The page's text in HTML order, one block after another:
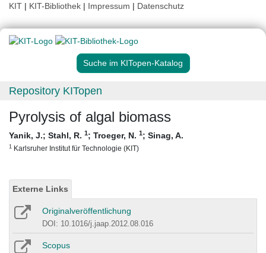
KIT | KIT-Bibliothek | Impressum | Datenschutz
Suche im KITopen-Katalog
Repository KITopen
Pyrolysis of algal biomass
Yanik, J.; Stahl, R. 1; Troeger, N. 1; Sinag, A.
1 Karlsruher Institut für Technologie (KIT)
Externe Links
Originalveröffentlichung
DOI: 10.1016/j.jaap.2012.08.016
Scopus